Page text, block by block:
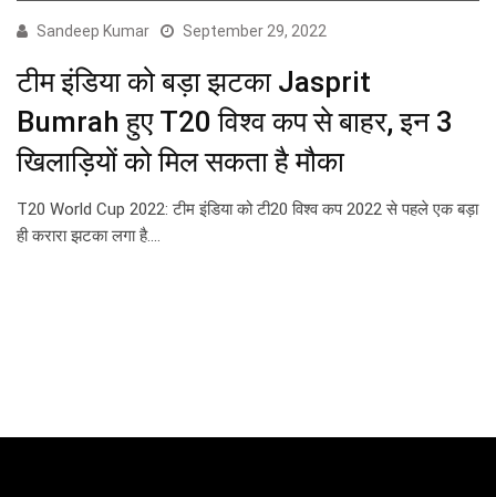
Sandeep Kumar September 29, 2022
टीम इंडिया को बड़ा झटका Jasprit
Bumrah हुए T20 विश्व कप से बाहर, इन 3
खिलाड़ियों को मिल सकता है मौका
T20 World Cup 2022: टीम इंडिया को टी20 विश्व कप 2022 से पहले एक बड़ा
ही करारा झटका लगा है.…